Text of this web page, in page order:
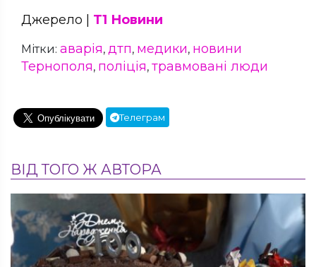
Джерело | Т1 Новини
Мітки: аварія, дтп, медики, новини
Тернополя, поліція, травмовані люди
Телеграм
ВІД ТОГО Ж АВТОРА